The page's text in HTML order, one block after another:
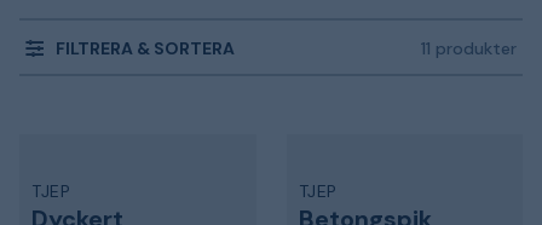
FILTRERA & SORTERA 11 produkter
TJEP TJEP